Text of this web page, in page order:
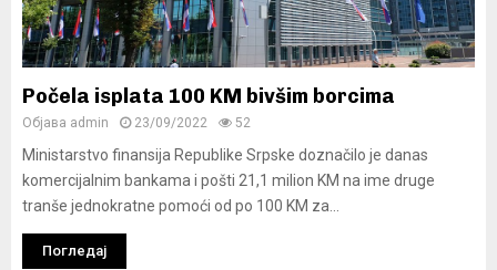
Počela isplata 100 KM bivšim borcima
Објава admin 23/09/2022 52
Ministarstvo finansija Republike Srpske doznačilo je danas
komercijalnim bankama i pošti 21,1 milion KM na ime druge
tranše jednokratne pomoći od po 100 KM za...
Погледај